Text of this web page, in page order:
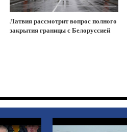
Латвия рассмотрит вопрос полного
закрытия границы с Белоруссией